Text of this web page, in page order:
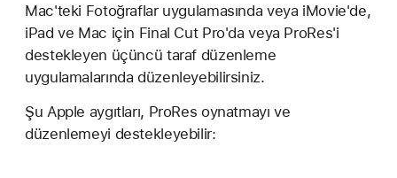
Mac'teki Fotoğraflar uygulamasında veya iMovie'de,
iPad ve Mac için Final Cut Pro'da veya ProRes'i
destekleyen üçüncü taraf düzenleme
uygulamalarında düzenleyebilirsiniz.
Şu Apple aygıtları, ProRes oynatmayı ve
düzenlemeyi destekleyebilir: